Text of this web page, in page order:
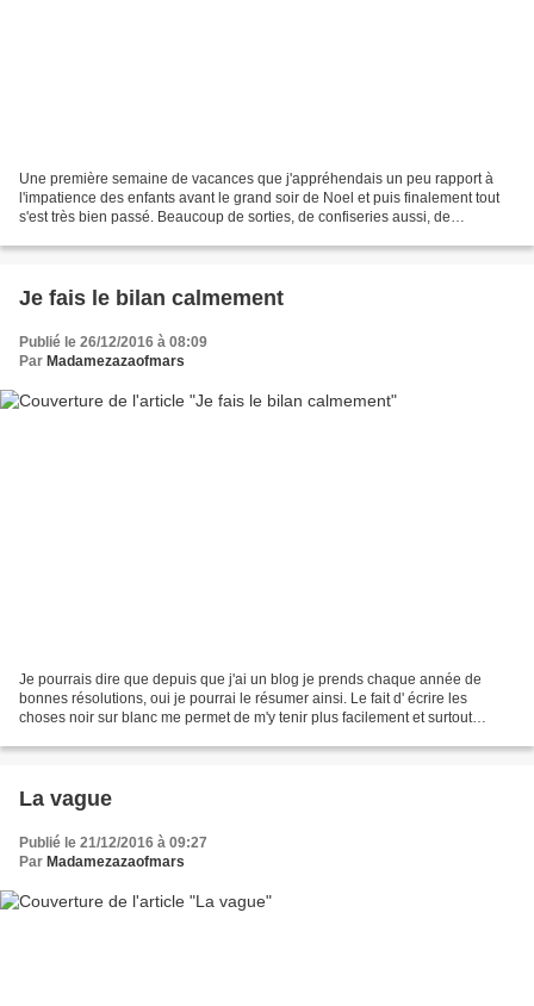
Une première semaine de vacances que j'appréhendais un peu rapport à
l'impatience des enfants avant le grand soir de Noel et puis finalement tout
s'est très bien passé. Beaucoup de sorties, de confiseries aussi, de
Je fais le bilan calmement
Publié le 26/12/2016 à 08:09
Par Madamezazaofmars
Je pourrais dire que depuis que j'ai un blog je prends chaque année de
bonnes résolutions, oui je pourrai le résumer ainsi. Le fait d' écrire les
choses noir sur blanc me permet de m'y tenir plus facilement et surtout
La vague
Publié le 21/12/2016 à 09:27
Par Madamezazaofmars